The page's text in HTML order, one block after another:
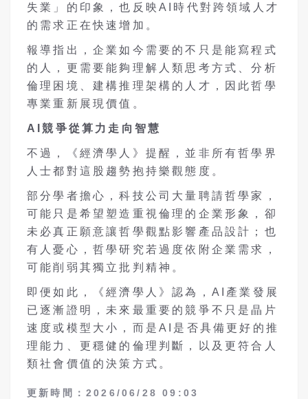
失業」的印象，也反映AI時代對跨領域人才
的需求正在快速增加。
報導指出，企業如今需要的不只是能寫程式
的人，更需要能夠理解人類思考方式、分析
倫理困境、建構推理架構的人才，因此哲學
專業重新展現價值。
AI競爭從算力走向智慧
不過，《經濟學人》提醒，並非所有哲學界
人士都對這股趨勢抱持樂觀態度。
部分學者擔心，科技公司大量聘請哲學家，
可能只是希望塑造重視倫理的企業形象，卻
未必真正願意讓哲學觀點影響產品設計；也
有人憂心，哲學研究若過度依附企業需求，
可能削弱其獨立批判精神。
即便如此，《經濟學人》認為，AI產業發展
已逐漸證明，未來最重要的競爭不只是晶片
速度或模型大小，而是AI是否具備更好的推
理能力、更穩健的倫理判斷，以及更符合人
類社會價值的決策方式。
更新時間：2026/06/28 09:03